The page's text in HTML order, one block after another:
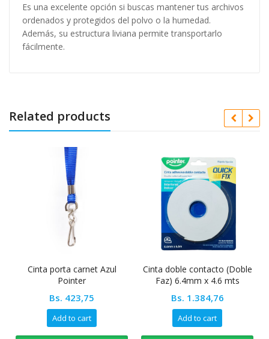
Es una excelente opción si buscas mantener tus archivos
ordenados y protegidos del polvo o la humedad.
Además, su estructura liviana permite transportarlo
fácilmente.
Related products
Cinta porta carnet Azul
Pointer
Bs.423,75
Add to cart
Cinta doble contacto (Doble
Faz) 6.4mm x 4.6 mts
Bs.1.384,76
Add to cart